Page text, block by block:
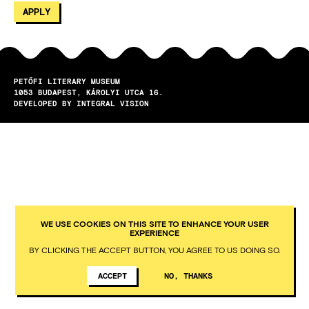
PETŐFI LITERARY MUSEUM
1053
BUDAPEST
KÁROLYI UTCA 16.
DEVELOPED BY INTEGRAL VISION
WE USE COOKIES ON THIS SITE TO ENHANCE YOUR USER
EXPERIENCE
BY CLICKING THE ACCEPT BUTTON, YOU AGREE TO US DOING SO.
ACCEPT NO, THANKS